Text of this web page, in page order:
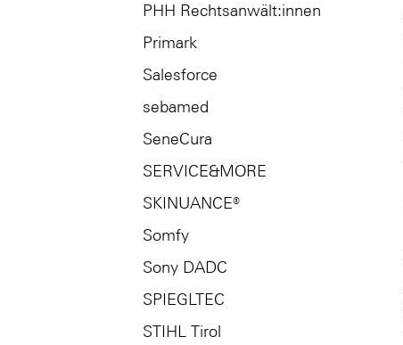
PHH Rechtsanwält:innen
Primark
Salesforce
sebamed
SeneCura
SERVICE&MORE
SKINUANCE®
Somfy
Sony DADC
SPIEGLTEC
STIHL Tirol